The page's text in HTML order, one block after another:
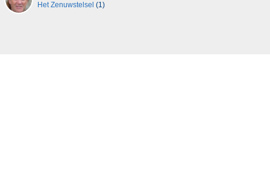
Het Zenuwstelsel (1)